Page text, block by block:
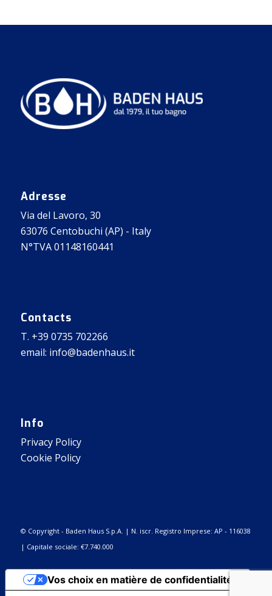
Adresse
Via del Lavoro, 30
63076 Centobuchi (AP) - Italy
N°TVA 01148160441
Contacts
T. +39 0735 702266
email: info@badenhaus.it
Info
Privacy Policy
Cookie Policy
© Copyright - Baden Haus S.p.A. | N. iscr. Registro Imprese: AP - 116038
| Capitale sociale: €7.740.000
Vos choix en matière de confidentialité